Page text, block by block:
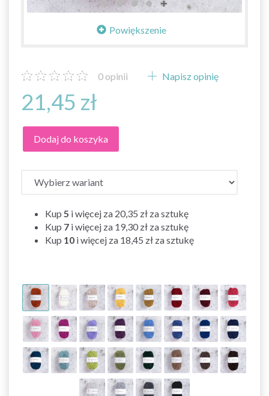
Powiększenie
0 opinii Napisz opinię
21,45 zł
Dodaj do koszyka
Kup 5 i więcej za 20,35 zł za sztukę
Kup 7 i więcej za 19,30 zł za sztukę
Kup 10 i więcej za 18,45 zł za sztukę